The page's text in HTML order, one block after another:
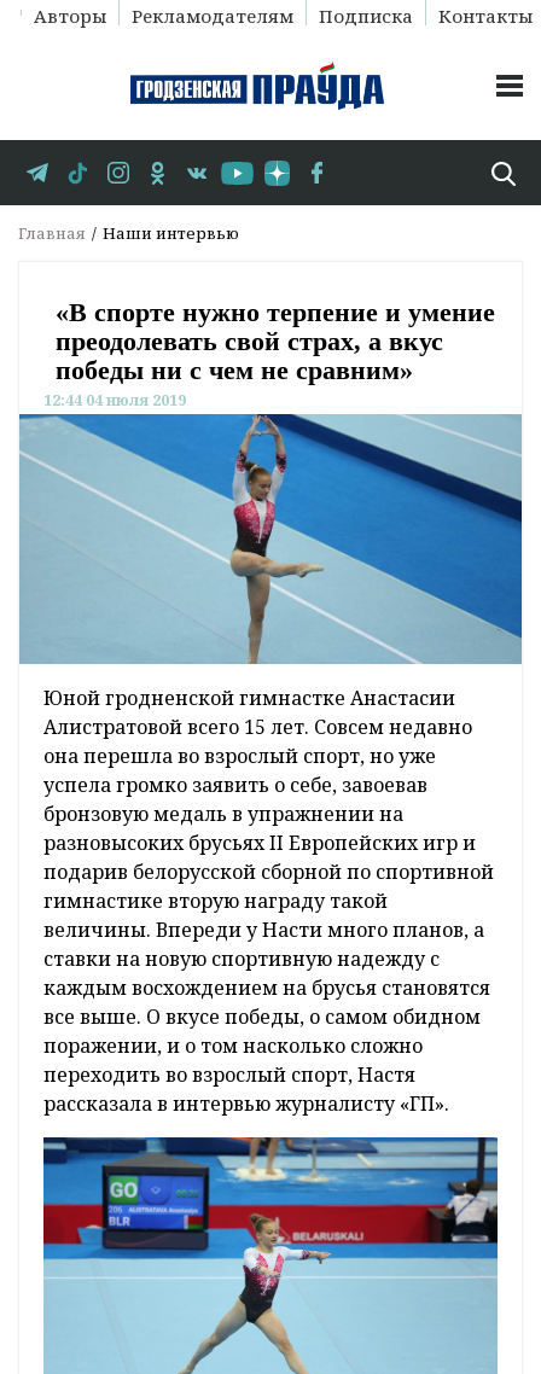
Авторы Рекламодателям Подписка Контакты
Главная Наши интервью
«В спорте нужно терпение и умение
преодолевать свой страх, а вкус
победы ни с чем не сравним»
12:44 04 июля 2019
Юной гродненской гимнастке Анастасии
Алистратовой всего 15 лет. Совсем недавно
она перешла во взрослый спорт, но уже
успела громко заявить о себе, завоевав
бронзовую медаль в упражнении на
разновысоких брусьях II Европейских игр и
подарив белорусской сборной по спортивной
гимнастике вторую награду такой
величины. Впереди у Насти много планов, а
ставки на новую спортивную надежду с
каждым восхождением на брусья становятся
все выше. О вкусе победы, о самом обидном
поражении, и о том насколько сложно
переходить во взрослый спорт, Настя
рассказала в интервью журналисту «ГП».